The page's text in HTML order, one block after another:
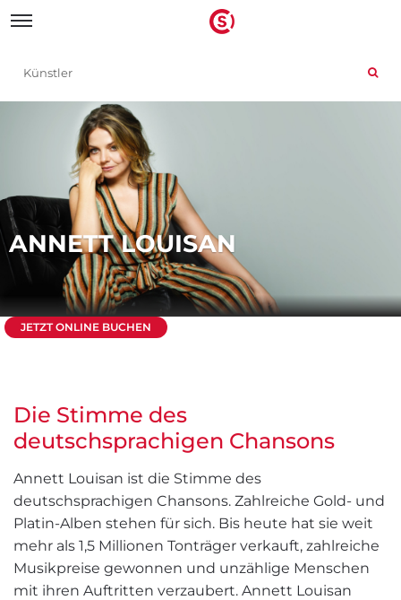
ANNETT LOUISAN
JETZT ONLINE BUCHEN
Die Stimme des
deutschsprachigen Chansons
Annett Louisan ist die Stimme des
deutschsprachigen Chansons. Zahlreiche Gold- und
Platin-Alben stehen für sich. Bis heute hat sie weit
mehr als 1,5 Millionen Tonträger verkauft, zahlreiche
Musikpreise gewonnen und unzählige Menschen
mit ihren Auftritten verzaubert. Annett Louisan